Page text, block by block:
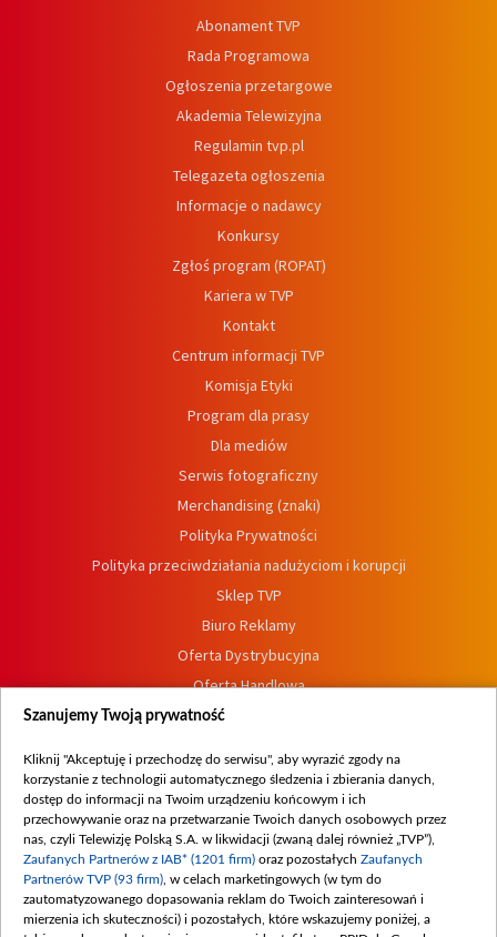
Abonament TVP
Rada Programowa
Ogłoszenia przetargowe
Akademia Telewizyjna
Regulamin tvp.pl
Telegazeta ogłoszenia
Informacje o nadawcy
Konkursy
Zgłoś program (ROPAT)
Kariera w TVP
Kontakt
Centrum informacji TVP
Komisja Etyki
Program dla prasy
Dla mediów
Serwis fotograficzny
Merchandising (znaki)
Polityka Prywatności
Polityka przeciwdziałania nadużyciom i korupcji
Sklep TVP
Biuro Reklamy
Oferta Dystrybucyjna
Oferta Handlowa
Dostępność
Procedura zgłoszeń wewnętrznych
Szanujemy Twoją prywatność
Kliknij "Akceptuję i przechodzę do serwisu", aby wyrazić zgody na
korzystanie z technologii automatycznego śledzenia i zbierania danych,
dostęp do informacji na Twoim urządzeniu końcowym i ich
przechowywanie oraz na przetwarzanie Twoich danych osobowych przez
nas, czyli Telewizję Polską S.A. w likwidacji (zwaną dalej również „TVP”),
Zaufanych Partnerów z IAB* (1201 firm) oraz pozostałych Zaufanych
Partnerów TVP (93 firm) , w celach marketingowych (w tym do
zautomatyzowanego dopasowania reklam do Twoich zainteresowań i
mierzenia ich skuteczności) i pozostałych, które wskazujemy poniżej, a